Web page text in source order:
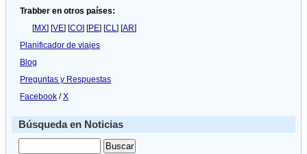
Trabber en otros países:
[MX] [VE] [CO] [PE] [CL] [AR]
Planificador de viajes
Blog
Preguntas y Respuestas
Facebook /X
Búsqueda en Noticias